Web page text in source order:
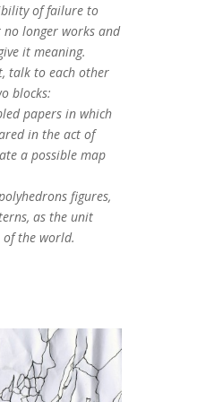
of failure to
no longer works and
it meaning.
talk to each other
blocks:
papers in which
in the act of
a possible map
figures,
as the unit
the world.